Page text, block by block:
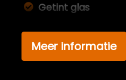
Getint glas
Led dagrijverlichting
Meer informatie